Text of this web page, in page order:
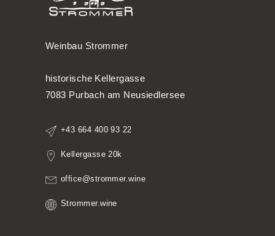
Weinbau Strommer
historische Kellergasse
7083 Purbach am Neusiedlersee
+43 664 400 93 22
Kellergasse 20k
office@strommer.wine
Strommer.wine